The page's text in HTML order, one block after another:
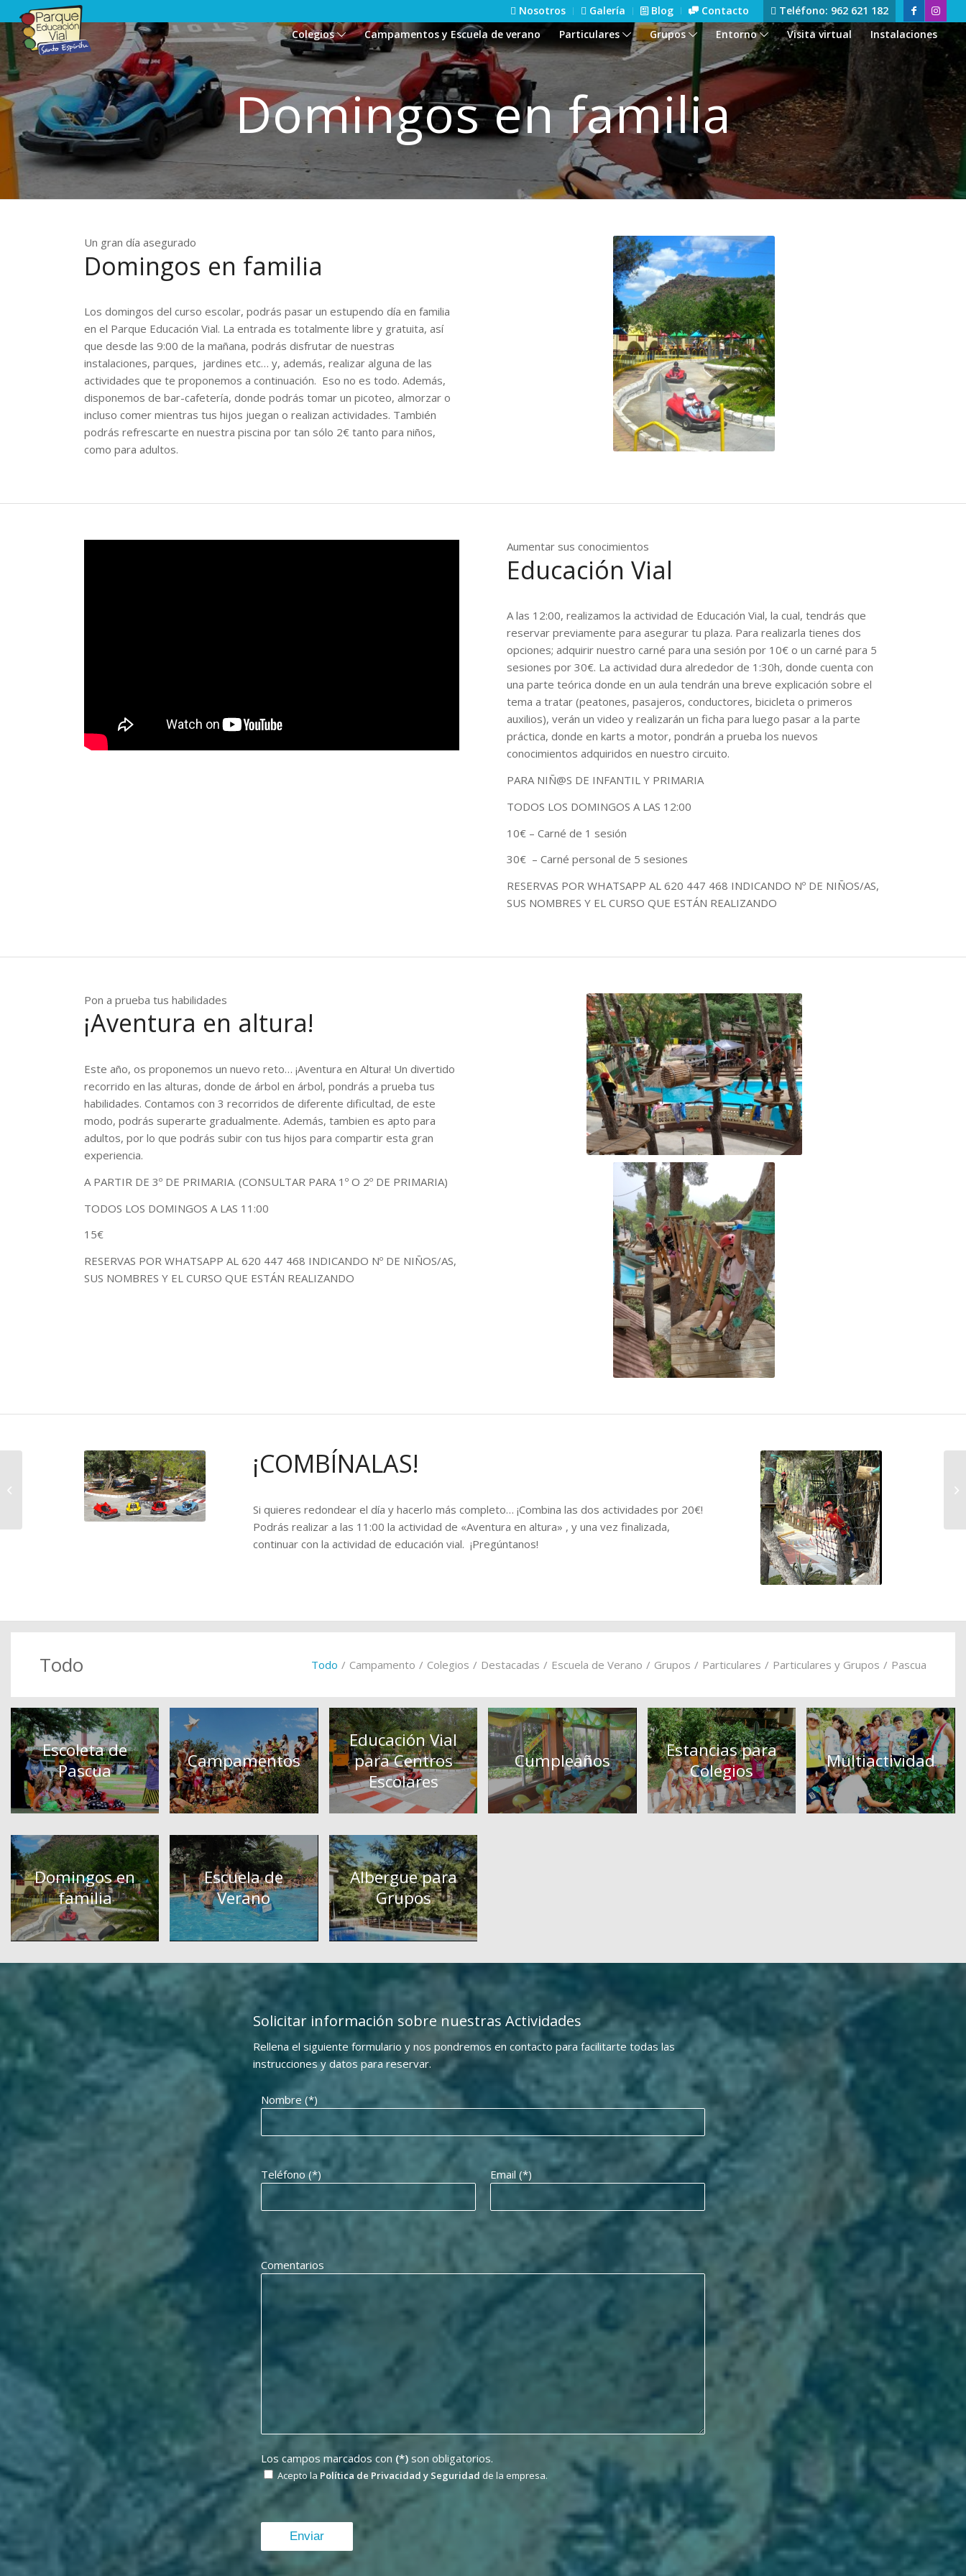
Teléfono: 962 621 182
Nosotros Galería Blog
Contacto
Colegios
Campamentos y Escuela de verano Particulares Grupos Entorno Visita virtual Instalaciones
Domingos en familia
Un gran día asegurado
Domingos en familia
Los domingos del curso escolar, podrás pasar un estupendo día en familia
en el Parque Educación Vial. La entrada es totalmente libre y gratuita, así
que desde las 9:00 de la mañana, podrás disfrutar de nuestras
instalaciones, parques, jardines etc… y, además, realizar alguna de las
actividades que te proponemos a continuación. Eso no es todo. Además,
disponemos de bar-cafetería, donde podrás tomar un picoteo, almorzar o
incluso comer mientras tus hijos juegan o realizan actividades. También
podrás refrescarte en nuestra piscina por tan sólo 2€ tanto para niños,
como para adultos.
Aumentar sus conocimientos
Educación Vial
A las 12:00, realizamos la actividad de Educación Vial, la cual, tendrás que
reservar previamente para asegurar tu plaza. Para realizarla tienes dos
opciones; adquirir nuestro carné para una sesión por 10€ o un carné para 5
sesiones por 30€. La actividad dura alrededor de 1:30h, donde cuenta con
una parte teórica donde en un aula tendrán una breve explicación sobre el
tema a tratar (peatones, pasajeros, conductores, bicicleta o primeros
auxilios), verán un video y realizarán un ficha para luego pasar a la parte
práctica, donde en karts a motor, pondrán a prueba los nuevos
conocimientos adquiridos en nuestro circuito.
PARA NIÑ@S DE INFANTIL Y PRIMARIA
TODOS LOS DOMINGOS A LAS 12:00
10€ – Carné de 1 sesión
30€ – Carné personal de 5 sesiones
RESERVAS POR WHATSAPP AL 620 447 468 INDICANDO Nº DE NIÑOS/AS,
SUS NOMBRES Y EL CURSO QUE ESTÁN REALIZANDO
Pon a prueba tus habilidades
¡Aventura en altura!
Este año, os proponemos un nuevo reto… ¡Aventura en Altura! Un divertido
recorrido en las alturas, donde de árbol en árbol, pondrás a prueba tus
habilidades. Contamos con 3 recorridos de diferente dificultad, de este
modo, podrás superarte gradualmente. Además, tambien es apto para
adultos, por lo que podrás subir con tus hijos para compartir esta gran
experiencia.
A PARTIR DE 3º DE PRIMARIA. (CONSULTAR PARA 1º O 2º DE PRIMARIA)
TODOS LOS DOMINGOS A LAS 11:00
15€
RESERVAS POR WHATSAPP AL 620 447 468 INDICANDO Nº DE NIÑOS/AS,
SUS NOMBRES Y EL CURSO QUE ESTÁN REALIZANDO
¡COMBÍNALAS!
Si quieres redondear el día y hacerlo más completo… ¡Combina las dos actividades por 20€!
Podrás realizar a las 11:00 la actividad de «Aventura en altura» , y una vez finalizada,
continuar con la actividad de educación vial. ¡Pregúntanos!
Todo Todo / Campamento / Colegios / Destacadas / Escuela de Verano / Grupos / Particulares / Particulares y Grupos / Pascua
Escoleta de
Pascua
Campamentos
Educación Vial
para Centros
Escolares
Cumpleaños
Estancias para
Colegios
Multiactividad
Domingos en
familia
Escuela de
Verano
Albergue para
Grupos
Solicitar información sobre nuestras Actividades
Rellena el siguiente formulario y nos pondremos en contacto para facilitarte todas las
instrucciones y datos para reservar.
Nombre (*)
Teléfono (*) Email (*)
Comentarios
Los campos marcados con (*)son obligatorios.
Acepto la Política de Privacidad y Seguridad de la empresa.
Escuela de Verano